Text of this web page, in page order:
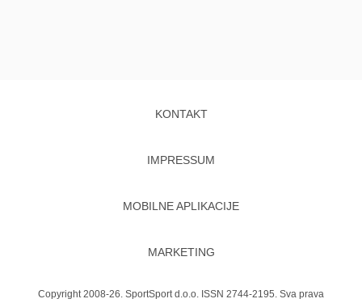
KONTAKT
IMPRESSUM
MOBILNE APLIKACIJE
MARKETING
Copyright 2008-26. SportSport d.o.o. ISSN 2744-2195. Sva prava